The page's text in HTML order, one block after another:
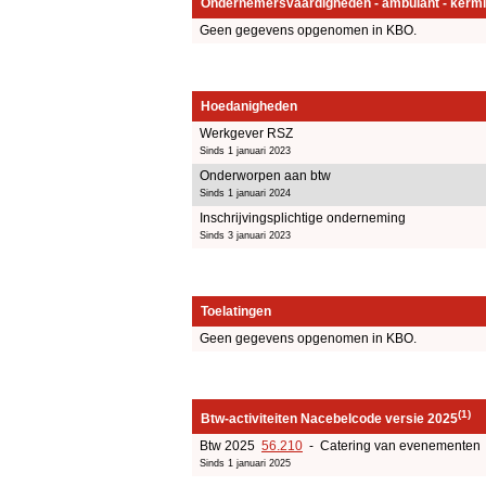
Ondernemersvaardigheden - ambulant -
Geen gegevens opgenomen in KBO.
Hoedanigheden
Werkgever RSZ
Sinds 1 januari 2023
Onderworpen aan btw
Sinds 1 januari 2024
Inschrijvingsplichtige onderneming
Sinds 3 januari 2023
Toelatingen
Geen gegevens opgenomen in KBO.
Btw-activiteiten Nacebelcode versie 2025(1)
Btw 2025 56.210 - Catering van evenementen
Sinds 1 januari 2025